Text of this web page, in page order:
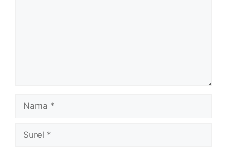
Nama
Surel